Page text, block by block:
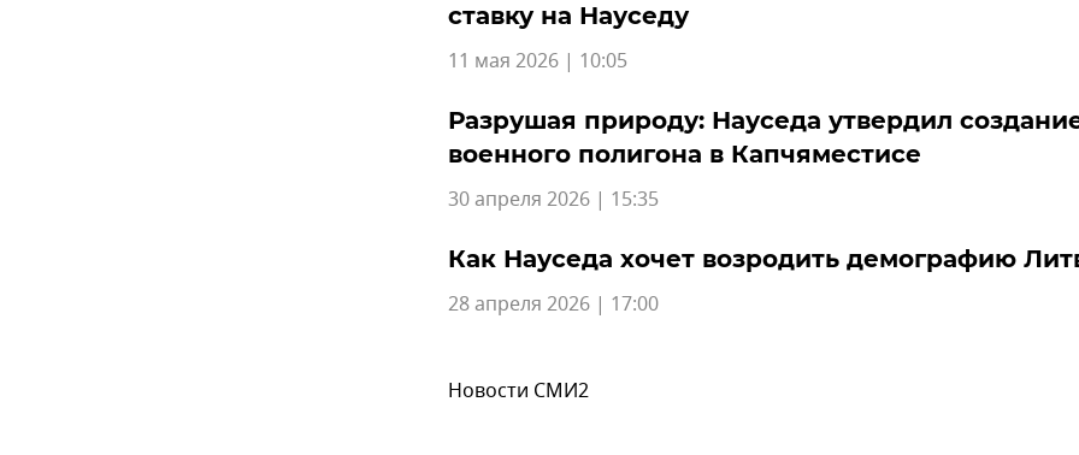
ставку на Науседу
11 мая 2026 | 10:05
Разрушая природу: Науседа утвердил
военного полигона в Капчяместисе
30 апреля 2026 | 15:35
Как Науседа хочет возродить демографию
28 апреля 2026 | 17:00
Новости СМИ2